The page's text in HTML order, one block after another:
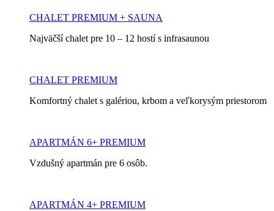
CHALET PREMIUM + SAUNA
Najväčší chalet pre 10 – 12 hostí s infrasaunou
CHALET PREMIUM
Komfortný chalet s galériou, krbom a veľkorysým priestorom
APARTMÁN 6+ PREMIUM
Vzdušný apartmán pre 6 osôb.
APARTMÁN 4+ PREMIUM